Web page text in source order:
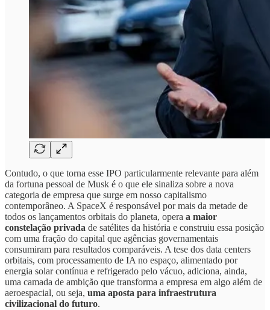
Contudo, o que torna esse IPO particularmente relevante para além
da fortuna pessoal de Musk é o que ele sinaliza sobre a nova
categoria de empresa que surge em nosso capitalismo
contemporâneo. A SpaceX é responsável por mais da metade de
todos os lançamentos orbitais do planeta, opera a maior
constelação privada de satélites da história e construiu essa posição
com uma fração do capital que agências governamentais
consumiram para resultados comparáveis. A tese dos data centers
orbitais, com processamento de IA no espaço, alimentado por
energia solar contínua e refrigerado pelo vácuo, adiciona, ainda,
uma camada de ambição que transforma a empresa em algo além de
aeroespacial, ou seja, uma aposta para infraestrutura
civilizacional do futuro.